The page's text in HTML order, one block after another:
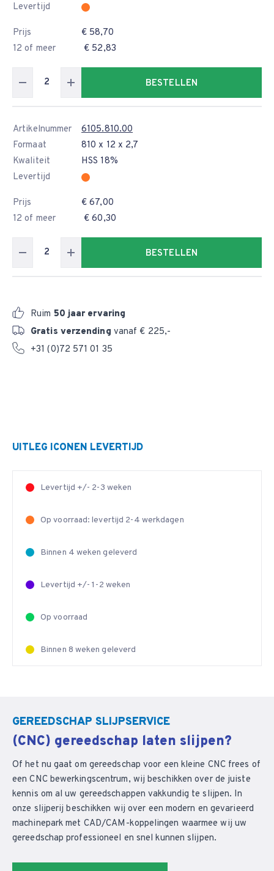
Levertijd
Prijs
€ 58,70
12 of meer
€ 52,83
BESTELLEN
Artikelnummer
6105.810.00
Formaat
810 x 12 x 2,7
Kwaliteit
HSS 18%
Levertijd
Prijs
€ 67,00
12 of meer
€ 60,30
BESTELLEN
Ruim 50 jaar ervaring
Gratis verzending vanaf € 225,-
+31 (0)72 571 01 35
UITLEG ICONEN LEVERTIJD
Levertijd +/- 2-3 weken
Op voorraad: levertijd 2-4 werkdagen
Binnen 4 weken geleverd
Levertijd +/- 1-2 weken
Op voorraad
Binnen 8 weken geleverd
GEREEDSCHAP SLIJPSERVICE
(CNC) gereedschap laten slijpen?
Of het nu gaat om gereedschap voor een kleine CNC frees of
een CNC bewerkingscentrum, wij beschikken over de juiste
kennis om al uw gereedschappen vakkundig te slijpen. In
onze slijperij beschikken wij over een modern en gevarieerd
machinepark met CAD/CAM-koppelingen waarmee wij uw
gereedschap professioneel en snel kunnen slijpen.